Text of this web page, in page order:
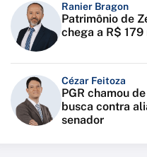
Ranier Bragon
Patrimônio de
chega a R$ 179
Cézar Feitoza
PGR chamou
busca contra
senador